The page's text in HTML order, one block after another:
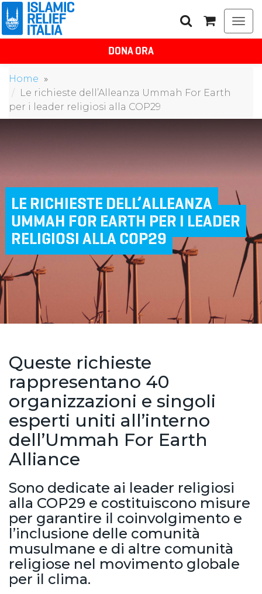
DONA ORA
Home
Le richieste dell’Alleanza Ummah For Earth
per i leader religiosi alla COP29
LE RICHIESTE DELL’ALLEANZA
UMMAH FOR EARTH PER I LEADER
RELIGIOSI ALLA COP29
Queste richieste
rappresentano 40
organizzazioni e singoli
esperti uniti all’interno
dell’Ummah For Earth
Alliance
Sono dedicate ai leader religiosi
alla COP29 e costituiscono misure
per garantire il coinvolgimento e
l’inclusione delle comunità
musulmane e di altre comunità
religiose nel movimento globale
per il clima.